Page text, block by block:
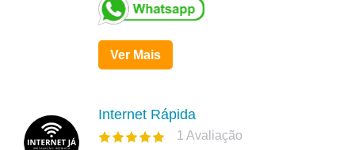
Ver Mais
Internet Rápida
1 Avaliação